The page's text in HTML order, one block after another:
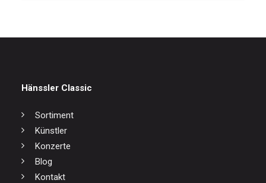
Hänssler Classic
Sortiment
Künstler
Konzerte
Blog
Kontakt